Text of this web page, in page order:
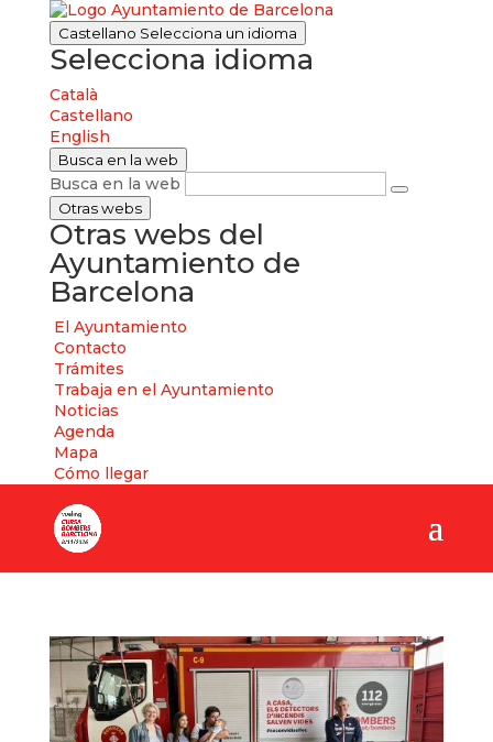
Castellano Selecciona un idioma
Selecciona idioma
Català
Castellano
English
Busca en la web
Busca en la web
Otras webs
Otras webs del
Ayuntamiento de
Barcelona
El Ayuntamiento
Contacto
Trámites
Trabaja en el Ayuntamiento
Noticias
Agenda
Mapa
Cómo llegar